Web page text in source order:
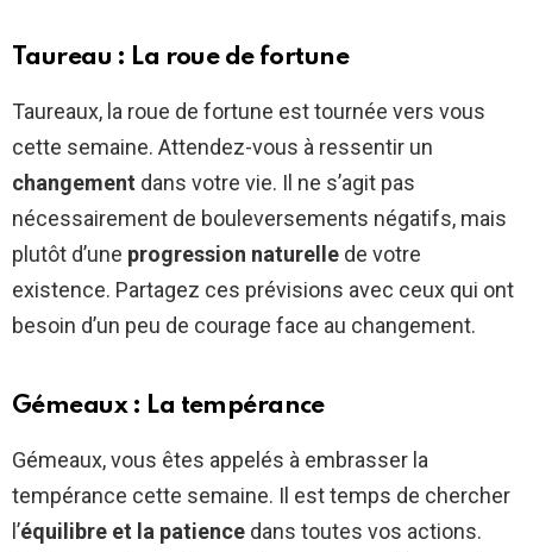
Taureau : La roue de fortune
Taureaux, la roue de fortune est tournée vers vous
cette semaine. Attendez-vous à ressentir un
changement dans votre vie. Il ne s’agit pas
nécessairement de bouleversements négatifs, mais
plutôt d’une progression naturelle de votre
existence. Partagez ces prévisions avec ceux qui ont
besoin d’un peu de courage face au changement.
Gémeaux : La tempérance
Gémeaux, vous êtes appelés à embrasser la
tempérance cette semaine. Il est temps de chercher
l’équilibre et la patience dans toutes vos actions.